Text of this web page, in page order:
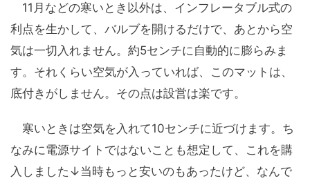
11月などの寒いとき以外は、インフレータブル式の
利点を生かして、バルブを開けるだけで、あとから空
気は一切入れません。約5センチに自動的に膨らみま
す。それくらい空気が入っていれば、このマットは、
底付きがしません。その点は設営は楽です。
寒いときは空気を入れて10センチに近づけます。ち
なみに電源サイトではないことも想定して、これを購
入しました↓当時もっと安いのもあったけど、なんで